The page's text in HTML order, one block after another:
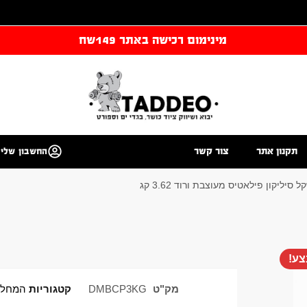
מינימום רכישה באתר 149שח
תקנון אתר צור קשר החשבון שלי
פילאטיס מעוצבת ורוד 3.62 קג
מק"ט DMBCP3KG קטגוריות